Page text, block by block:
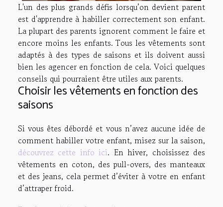
L'un des plus grands défis lorsqu’on devient parent
est d'apprendre à habiller correctement son enfant.
La plupart des parents ignorent comment le faire et
encore moins les enfants. Tous les vêtements sont
adaptés à des types de saisons et ils doivent aussi
bien les agencer en fonction de cela. Voici quelques
conseils qui pourraient être utiles aux parents.
Choisir les vêtements en fonction des
saisons
Si vous êtes débordé et vous n’avez aucune idée de
comment habiller votre enfant, misez sur la saison,
découvrez cette info ici. En hiver, choisissez des
vêtements en coton, des pull-overs, des manteaux
et des jeans, cela permet d’éviter à votre en enfant
d’attraper froid.